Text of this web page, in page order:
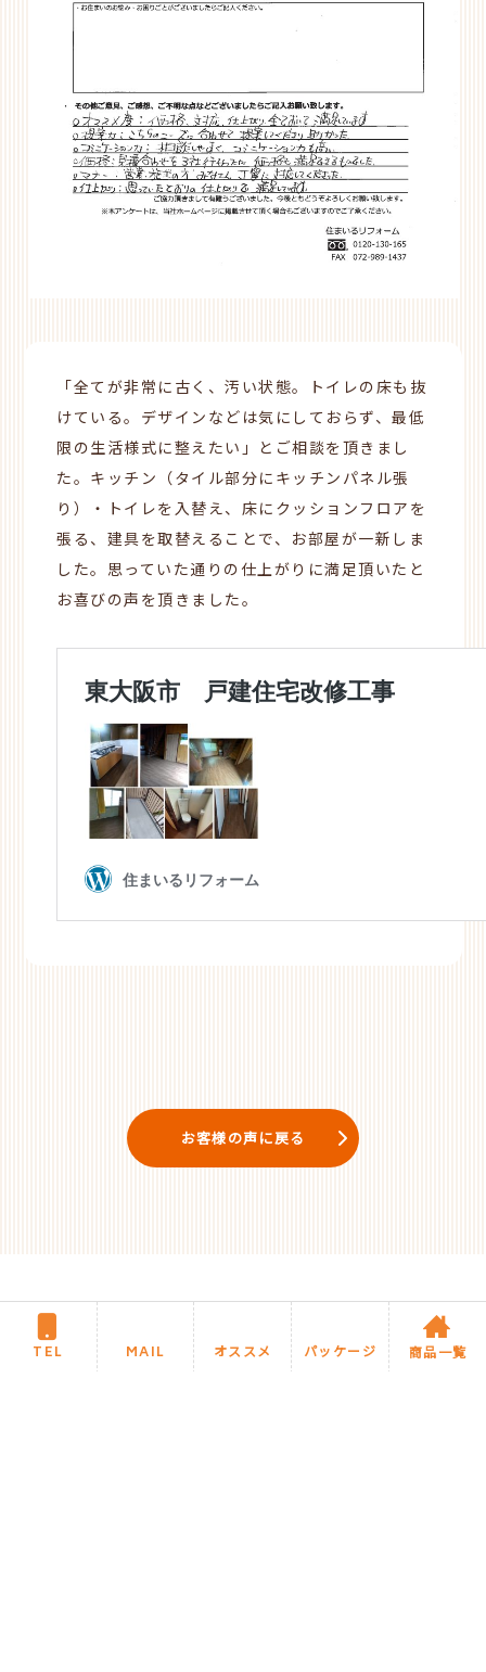
「全てが非常に古く、汚い状態。 トイレの床も抜
けている。デザインなどは気にしておらず、最低
限の生活様式に整えたい」とご相談を頂きまし
た。キッチン（タイル部分にキッチンパネル張
り）・トイレを入替え、床にクッションフロアを
張る、建具を取替えることで、お部屋が一新しま
した。思っていた通りの仕上がりに満足頂いたと
お喜びの声を頂きました。
お客様の声に戻る
TEL MAIL オススメ パッケージ 商品一覧